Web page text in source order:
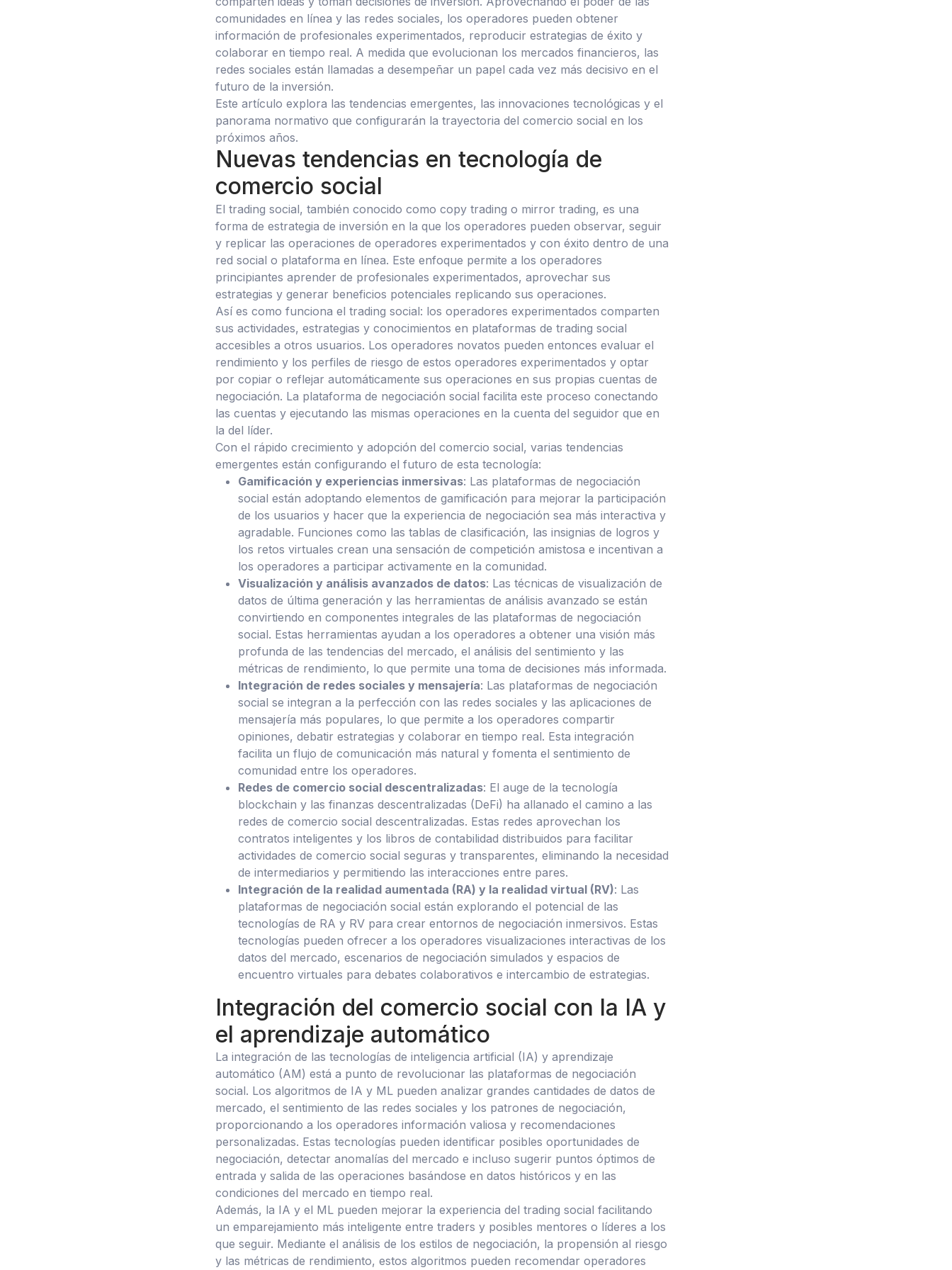
comunidades en línea y las redes sociales, los operadores pueden obtener
información de profesionales experimentados, reproducir estrategias de éxito y
colaborar en tiempo real. A medida que evolucionan los mercados financieros, las
redes sociales están llamadas a desempeñar un papel cada vez más decisivo en el
futuro de la inversión.
Este artículo explora las tendencias emergentes, las innovaciones tecnológicas y el
panorama normativo que configurarán la trayectoria del comercio social en los
próximos años.
Nuevas tendencias en tecnología de
comercio social
El trading social, también conocido como copy trading o mirror trading, es una
forma de estrategia de inversión en la que los operadores pueden observar, seguir
y replicar las operaciones de operadores experimentados y con éxito dentro de una
red social o plataforma en línea. Este enfoque permite a los operadores
principiantes aprender de profesionales experimentados, aprovechar sus
estrategias y generar beneficios potenciales replicando sus operaciones.
Así es como funciona el trading social: los operadores experimentados comparten
sus actividades, estrategias y conocimientos en plataformas de trading social
accesibles a otros usuarios. Los operadores novatos pueden entonces evaluar el
rendimiento y los perfiles de riesgo de estos operadores experimentados y optar
por copiar o reflejar automáticamente sus operaciones en sus propias cuentas de
negociación. La plataforma de negociación social facilita este proceso conectando
las cuentas y ejecutando las mismas operaciones en la cuenta del seguidor que en
la del líder.
Con el rápido crecimiento y adopción del comercio social, varias tendencias
emergentes están configurando el futuro de esta tecnología:
Gamificación y experiencias inmersivas: Las plataformas de negociación
social están adoptando elementos de gamificación para mejorar la participación
de los usuarios y hacer que la experiencia de negociación sea más interactiva y
agradable. Funciones como las tablas de clasificación, las insignias de logros y
los retos virtuales crean una sensación de competición amistosa e incentivan a
los operadores a participar activamente en la comunidad.
Visualización y análisis avanzados de datos: Las técnicas de visualización de
datos de última generación y las herramientas de análisis avanzado se están
convirtiendo en componentes integrales de las plataformas de negociación
social. Estas herramientas ayudan a los operadores a obtener una visión más
profunda de las tendencias del mercado, el análisis del sentimiento y las
métricas de rendimiento, lo que permite una toma de decisiones más informada.
Integración de redes sociales y mensajería: Las plataformas de negociación
social se integran a la perfección con las redes sociales y las aplicaciones de
mensajería más populares, lo que permite a los operadores compartir
opiniones, debatir estrategias y colaborar en tiempo real. Esta integración
facilita un flujo de comunicación más natural y fomenta el sentimiento de
comunidad entre los operadores.
Redes de comercio social descentralizadas: El auge de la tecnología
blockchain y las finanzas descentralizadas (DeFi) ha allanado el camino a las
redes de comercio social descentralizadas. Estas redes aprovechan los
contratos inteligentes y los libros de contabilidad distribuidos para facilitar
actividades de comercio social seguras y transparentes, eliminando la necesidad
de intermediarios y permitiendo las interacciones entre pares.
Integración de la realidad aumentada (RA) y la realidad virtual (RV): Las
plataformas de negociación social están explorando el potencial de las
tecnologías de RA y RV para crear entornos de negociación inmersivos. Estas
tecnologías pueden ofrecer a los operadores visualizaciones interactivas de los
datos del mercado, escenarios de negociación simulados y espacios de
encuentro virtuales para debates colaborativos e intercambio de estrategias.
Integración del comercio social con la IA y
el aprendizaje automático
La integración de las tecnologías de inteligencia artificial (IA) y aprendizaje
automático (AM) está a punto de revolucionar las plataformas de negociación
social. Los algoritmos de IA y ML pueden analizar grandes cantidades de datos de
mercado, el sentimiento de las redes sociales y los patrones de negociación,
proporcionando a los operadores información valiosa y recomendaciones
personalizadas. Estas tecnologías pueden identificar posibles oportunidades de
negociación, detectar anomalías del mercado e incluso sugerir puntos óptimos de
entrada y salida de las operaciones basándose en datos históricos y en las
condiciones del mercado en tiempo real.
Además, la IA y el ML pueden mejorar la experiencia del trading social facilitando
un emparejamiento más inteligente entre traders y posibles mentores o líderes a los
que seguir. Mediante el análisis de los estilos de negociación, la propensión al riesgo
y las métricas de rendimiento, estos algoritmos pueden recomendar operadores